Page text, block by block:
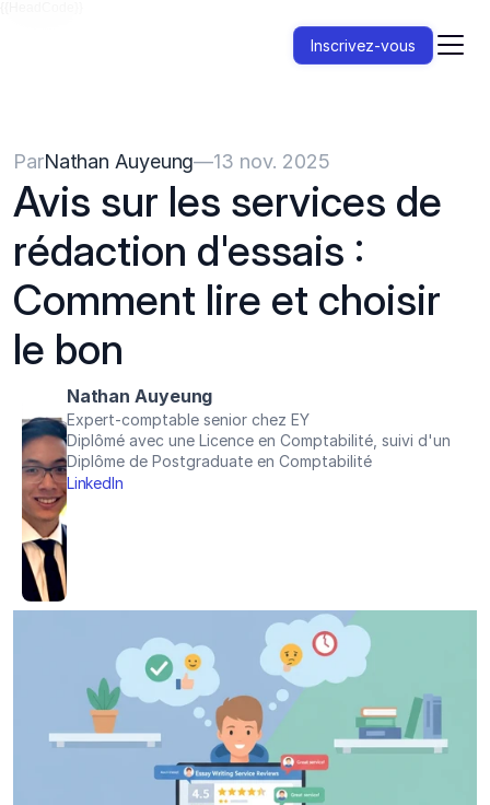
Inscrivez-vous
ParNathan Auyeung—13 nov. 2025
Avis sur les services de
rédaction d'essais :
Comment lire et choisir
le bon
Nathan Auyeung
Expert-comptable senior chez EY
Diplômé avec une Licence en Comptabilité, suivi d'un
Diplôme de Postgraduate en Comptabilité
LinkedIn